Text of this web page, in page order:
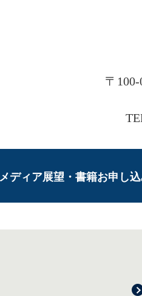
〒
メディア展望・書籍お申し